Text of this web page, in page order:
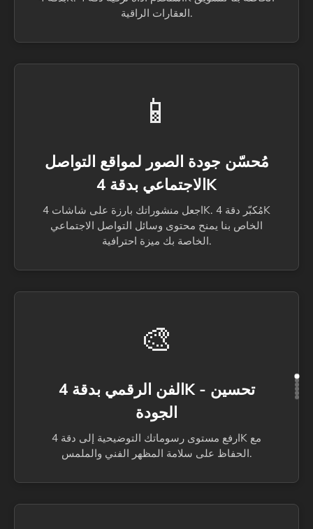
العقارات الراقية.
📱
مُحسّن جودة الصور لمواقع التواصل
الاجتماعي بدقة 4K
اجعل منشوراتك بارزة على شاشات 4K. مُكبّر دقة 4K
الخاص بنا يمنح محتوى وسائل التواصل الاجتماعي
الخاصة بك ميزة احترافية.
🎨
الفن الرقمي بدقة 4K - تحسين
الجودة
ارفع مستوى رسوماتك التوضيحية إلى دقة 4K مع
الحفاظ على سلامة المظهر الفني والملمس.